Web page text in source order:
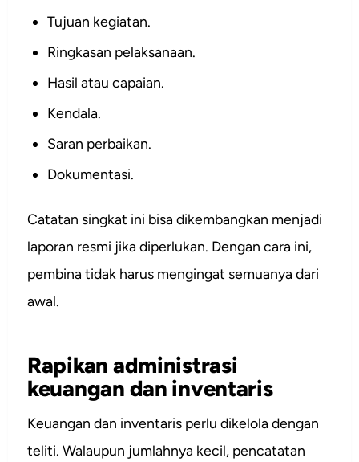
Tujuan kegiatan.
Ringkasan pelaksanaan.
Hasil atau capaian.
Kendala.
Saran perbaikan.
Dokumentasi.
Catatan singkat ini bisa dikembangkan menjadi
laporan resmi jika diperlukan. Dengan cara ini,
pembina tidak harus mengingat semuanya dari
awal.
Rapikan administrasi
keuangan dan inventaris
Keuangan dan inventaris perlu dikelola dengan
teliti. Walaupun jumlahnya kecil, pencatatan